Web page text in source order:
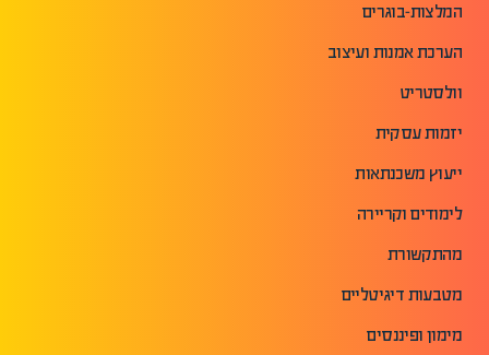
המלצות-בוגרים
הערכת אמנות ועיצוב
וולסטריט
יזמות עסקית
ייעוץ משכנתאות
לימודים וקריירה
מהתקשורת
מטבעות דיגיטליים
מימון ופיננסים